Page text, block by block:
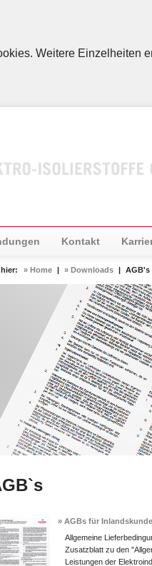
Weitere Einzelheiten
Kontakt
» Home | » Downloads | AGB's
» AGBs für
Allgemeine
Zusatzblatt zu den
Leistungen der